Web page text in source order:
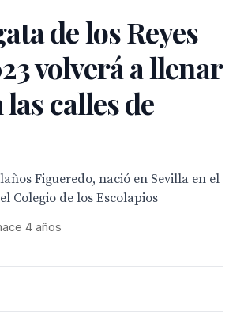
de los Reyes
volverá a llenar
calles de
Figueredo, nació en Sevilla en el
Colegio de los Escolapios
4 años